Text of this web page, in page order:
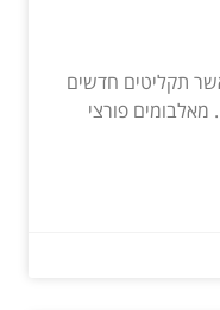
תקליטים חדשים
מאלבומים פורצי